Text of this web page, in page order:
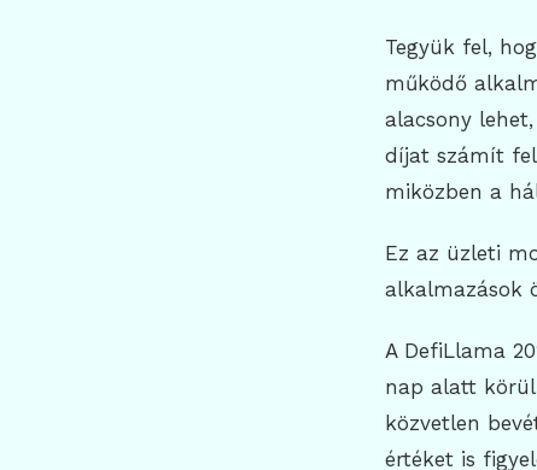
Tegyük fel,
működő
alacsony
díjat számít
miközben a
Ez az üzleti
alkalmazások
A DefiLlama
nap alatt
közvetlen
értéket is